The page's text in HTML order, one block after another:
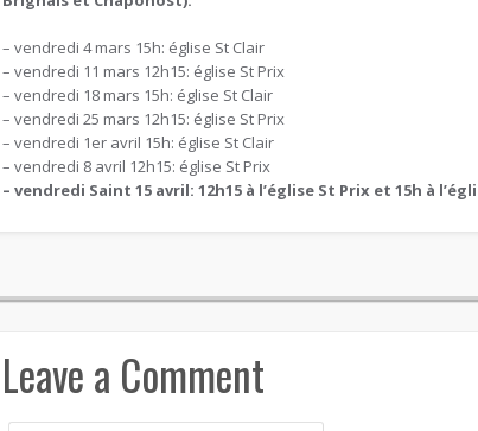
– vendredi 4 mars 15h: église St Clair
– vendredi 11 mars 12h15: église St Prix
– vendredi 18 mars 15h: église St Clair
– vendredi 25 mars 12h15: église St Prix
– vendredi 1er avril 15h: église St Clair
– vendredi 8 avril 12h15: église St Prix
– vendredi Saint 15 avril: 12h15 à l’église St Prix et 15h à
Leave a Comment